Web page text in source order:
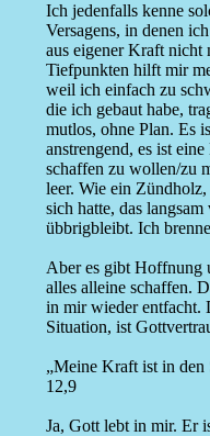
Ich jedenfalls kenne
Versagens, in denen
aus eigener Kraft nicht
Tiefpunkten hilft mir
weil ich einfach zu
die ich gebaut habe,
mutlos, ohne Plan. Es
anstrengend, es ist
schaffen zu wollen/zu
leer. Wie ein Zündholz,
sich hatte, das
übbrigbleibt. Ich
Aber es gibt Hoffnung
alles alleine schaffen.
in mir wieder entfacht.
Situation, ist
„Meine Kraft ist in
12,9
Ja, Gott lebt in mir. Er